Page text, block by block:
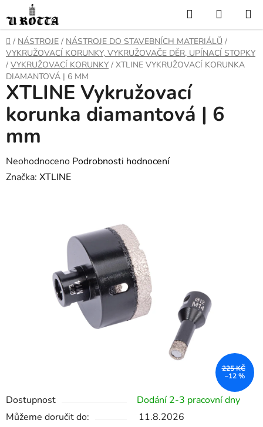
na
obsah
Hledat
KOŠÍK
DOMŮ
/ NÁSTROJE / NÁSTROJE DO STAVEBNÍCH MATERIÁLŮ /
VYKRUŽOVACÍ KORUNKY, VYKRUŽOVAČE DĚR, UPÍNACÍ STOPKY
/ VYKRUŽOVACÍ KORUNKY / XTLINE VYKRUŽOVACÍ KORUNKA
DIAMANTOVÁ | 6 MM
Dostupnost
Dodání 2-3 pracovní dny
Můžeme doručit do:
11.8.2026
XTLINE Vykružovací
korunka diamantová | 6
mm
Průměrné
hodnocení
Neohodnoceno Podrobnosti hodnocení
Značka: XTLINE
225 KČ
–12 %